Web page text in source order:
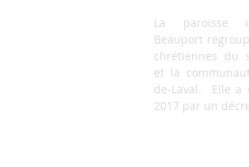
La paroisse
Beauport
chrétiennes du
et la
de-Laval. Elle a
2017 par un